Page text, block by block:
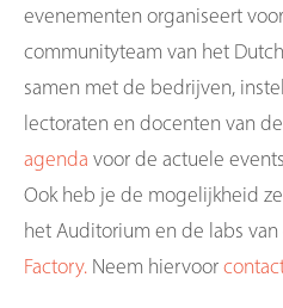
evenementen organiseert
communityteam van het
samen met de bedrijven,
lectoraten en docenten van
agenda voor de actuele
Ook heb je de mogelijkheid
het Auditorium en de labs van
Factory. Neem hiervoor